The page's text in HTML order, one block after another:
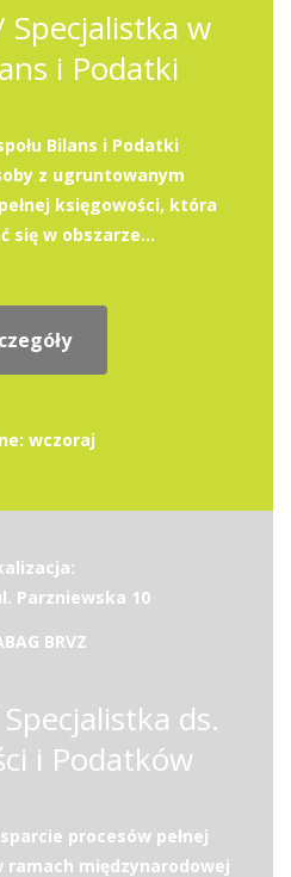
Specjalistka w
i Podatki
Bilans i Podatki
z ugruntowanym
księgowości, która
się w obszarze...
wczoraj
Parzniewska 10
BRVZ
ds.
i Podatków
procesów pełnej
ramach międzynarodowej